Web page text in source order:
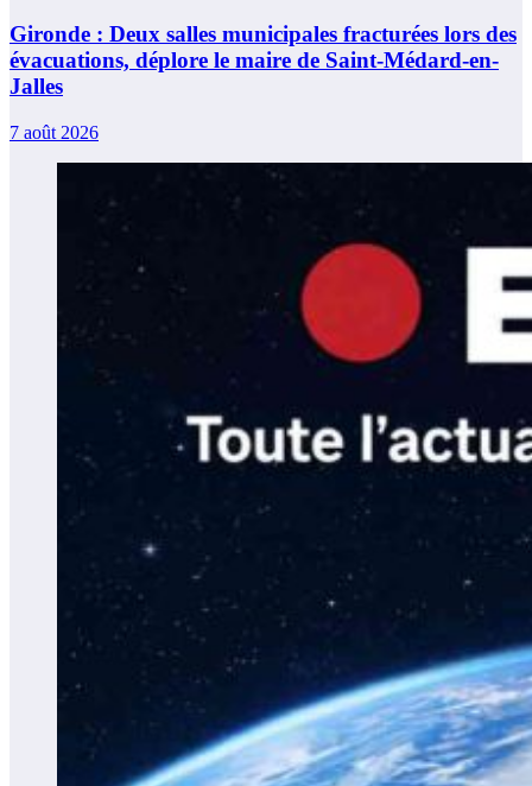
Gironde : Deux salles municipales fracturées lors des
évacuations, déplore le maire de Saint-Médard-en-
Jalles
7 août 2026